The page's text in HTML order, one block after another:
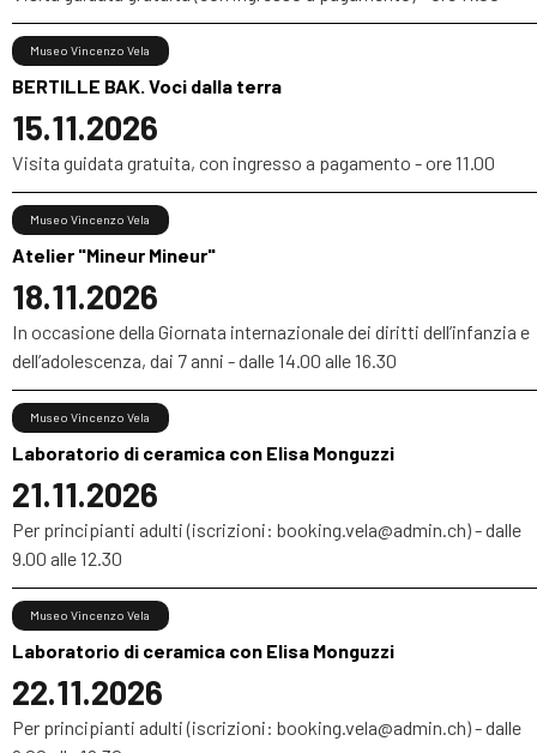
BERTILLE BAK. Voci dalla terra
15.11.2026
Museo Vincenzo Vela
Visita guidata gratuita, con ingresso a pagamento - ore 11.00
Atelier "Mineur Mineur"
18.11.2026
Museo Vincenzo Vela
In occasione della Giornata internazionale dei diritti dell’infanzia e
dell’adolescenza, dai 7 anni - dalle 14.00 alle 16.30
Laboratorio di ceramica con Elisa Monguzzi
21.11.2026
Museo Vincenzo Vela
Per principianti adulti (iscrizioni: booking.vela@admin.ch) - dalle
9.00 alle 12.30
Laboratorio di ceramica con Elisa Monguzzi
22.11.2026
Museo Vincenzo Vela
Per principianti adulti (iscrizioni: booking.vela@admin.ch) - dalle